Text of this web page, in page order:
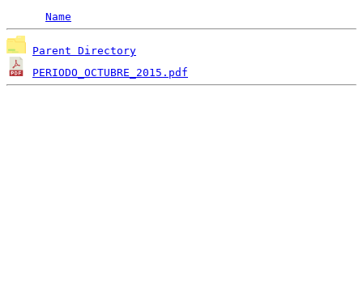
Name
Parent Directory
PERIODO_OCTUBRE_2015.pdf